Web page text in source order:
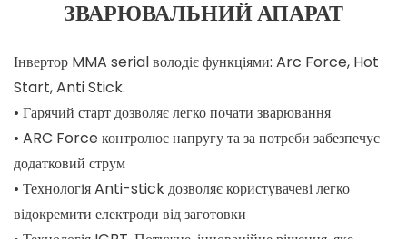
ЗВАРЮВАЛЬНИЙ АПАРАТ
Інвертор MMA serial володіє функціями: Arc Force, Hot
Start, Anti Stick.
• Гарячий старт дозволяє легко почати зварювання
• ARC Force контролює напругу та за потреби забезпечує
додатковий струм
• Технологія Anti-stick дозволяє користувачеві легко
відокремити електроди від заготовки